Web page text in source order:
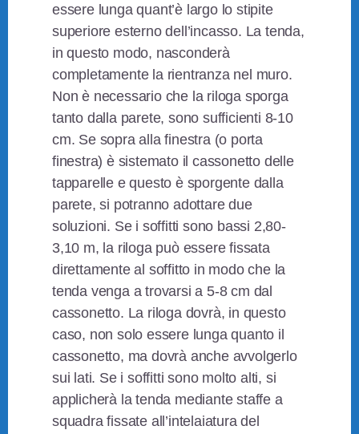
essere lunga quant’è largo lo stipite
superiore esterno dell’incasso. La tenda,
in questo modo, nasconderà
completamente la rientranza nel muro.
Non è necessario che la riloga sporga
tanto dalla parete, sono sufficienti 8-10
cm. Se sopra alla finestra (o porta
finestra) è sistemato il cassonetto delle
tapparelle e questo è sporgente dalla
parete, si potranno adottare due
soluzioni. Se i soffitti sono bassi 2,80-
3,10 m, la riloga può essere fissata
direttamente al soffitto in modo che la
tenda venga a trovarsi a 5-8 cm dal
cassonetto. La riloga dovrà, in questo
caso, non solo essere lunga quanto il
cassonetto, ma dovrà anche avvolgerlo
sui lati. Se i soffitti sono molto alti, si
applicherà la tenda mediante staffe a
squadra fissate all’intelaiatura del